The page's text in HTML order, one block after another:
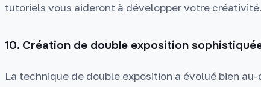
tutoriels vous aideront à développer votre créativité.
10. Création de double exposition
La technique de double exposition a évolué bien